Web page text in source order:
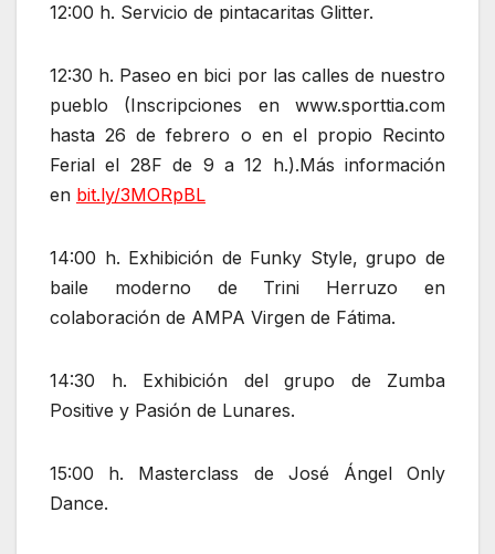
12:00 h. Servicio de pintacaritas Glitter.
12:30 h. Paseo en bici por las calles de nuestro
pueblo (Inscripciones en www.sporttia.com
hasta 26 de febrero o en el propio Recinto
Ferial el 28F de 9 a 12 h.).Más información
en bit.ly/3MORpBL
14:00 h. Exhibición de Funky Style, grupo de
baile moderno de Trini Herruzo en
colaboración de AMPA Virgen de Fátima.
14:30 h. Exhibición del grupo de Zumba
Positive y Pasión de Lunares.
15:00 h. Masterclass de José Ángel Only
Dance.